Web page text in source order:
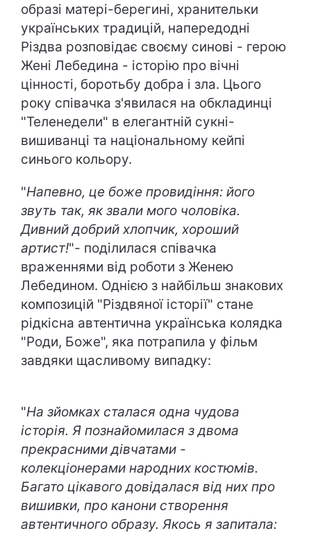
образі матері-берегині, хранительки
українських традицій, напередодні
Різдва розповідає своєму синові - герою
Жені Лебедина - історію про вічні
цінності, боротьбу добра і зла. Цього
року співачка з'явилася на обкладинці
"Теленедели" в елегантній сукні-
вишиванці та національному кейпі
синього кольору.
"Напевно, це боже провидіння: його
звуть так, як звали мого чоловіка.
Дивний добрий хлопчик, хороший
артист!"- поділилася співачка
враженнями від роботи з Женею
Лебедином. Однією з найбільш знакових
композицій "Різдвяної історії" стане
рідкісна автентична українська колядка
"Роди, Боже", яка потрапила у фільм
завдяки щасливому випадку:
"На зйомках сталася одна чудова
історія. Я познайомилася з двома
прекрасними дівчатами -
колекціонерами народних костюмів.
Багато цікавого довідалася від них про
вишивки, про канони створення
автентичного образу. Якось я запитала: